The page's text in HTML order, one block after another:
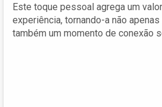
Este toque pessoal agrega um
experiência, tornando-a não
também um momento de conexão